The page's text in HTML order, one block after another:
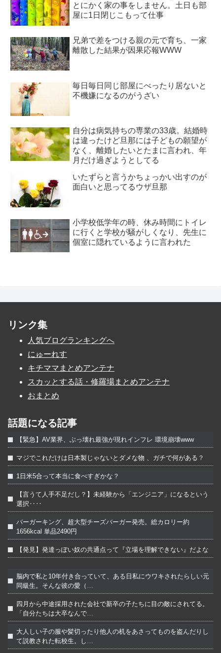
とにかく家の事をしません。土日も部
屋に1日閉じこもって仕事
兄弟で差をつける親の元で育ち、一家
離散した結果が因果応報WWW
毎日毎日同じ部屋にべったり居ないと
不機嫌になるのがうざい
自分は病気持ちの専業の33歳。結婚時
は違ったけど旦那には子どもの願望が
なく、離婚したいとたまに言われ、年
月だけ過ぎようとしてる
いたずらと言うかちょっかい出すのが
面白いと思ってるウザ旦那
小学校低学年の時、休み時間にトイレ
に行くと学校が騒がしくなり、先生に
個室に隠れているように言われた
リンク集
人気ブログランキングへ
にゅーれす
キチママまとめアンテナ
スカッとする話・修羅場まとめアンテナ
おまとめ
話題になる記事
【緊急】AV業界、ぶっ壊れ最強が現れインフレ 環境崩壊www
マジでこれだけは日本製じゃないとダメな物 、ガチで何がある？
1日米5合って本当に食べすぎかな？
【言うて人手不足だし？】未経験から「エンジニア」になるという
選択‥‥
バーガーキング、超大型チーズバーガー発売。総カロリー約
1656kcal 単品2490円
【発見】発達っぽい奴の共通点って『立場を理解できない』だよな
脳内で私と10年付き合っていて、ある日私にウワキされたらしい元
同級生。そんな彼の愛（…
四月から中途採用された会社で新卒の子たちに目の敵にされてる。
「自分たちは大卒なんで…
大人しい子の服や髪切ったり他人の机をあさってものを盗んだりし
て説教された転校生。し…